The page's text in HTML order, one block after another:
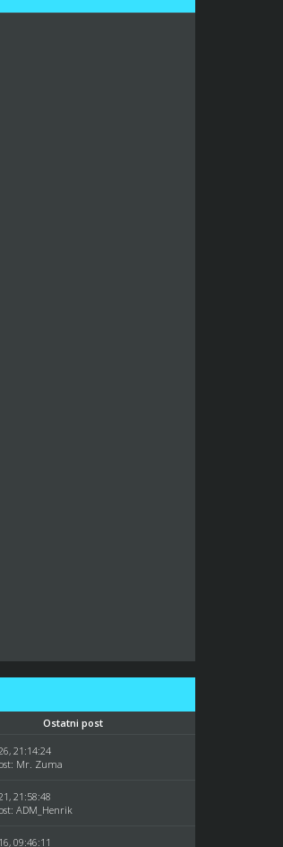
Ostatni post
21:14:24
: Mr. Zuma
21:58:48
:ADM_Henrik
09:46:11